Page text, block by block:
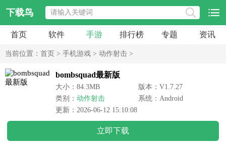
下载鸟
首页 软件 手游 排行榜 专题 资讯
当前位置： 首页 > 手机游戏 > 动作射击 >
bombsquad最新版
大小：84.3MB
版本：V1.7.27
类别： 动作射击
系统：Android
更新：2026-06-12 15:10:08
立即下载